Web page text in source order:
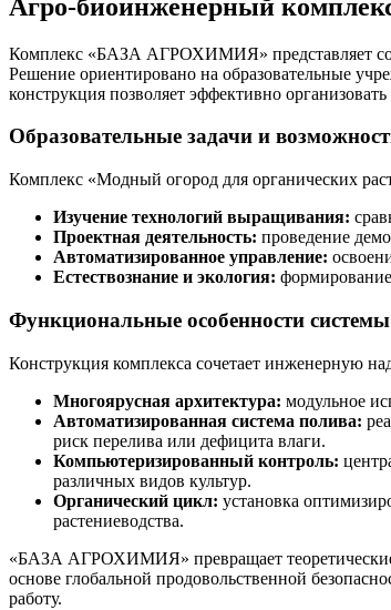
Агро-биоинженерный
Комплекс «БАЗА АГРОХИМИЯ» представляет
Решение ориентировано на образовательные
конструкция позволяет эффективно
Образовательные задачи и
Комплекс «Модный огород для органических
Изучение технологий выращивания:
Проектная деятельность: проведение
Автоматизированное управление:
Естествознание и экология:
Функциональные особенности системы
Конструкция комплекса сочетает инженерную
Многоярусная архитектура: модульное
Автоматизированная система полива:
риск перелива или дефицита влаги.
Компьютеризированный контроль:
различных видов культур.
Органический цикл: установка
растениеводства.
«БАЗА АГРОХИМИЯ» превращает теоретические
основе глобальной продовольственной
работу.